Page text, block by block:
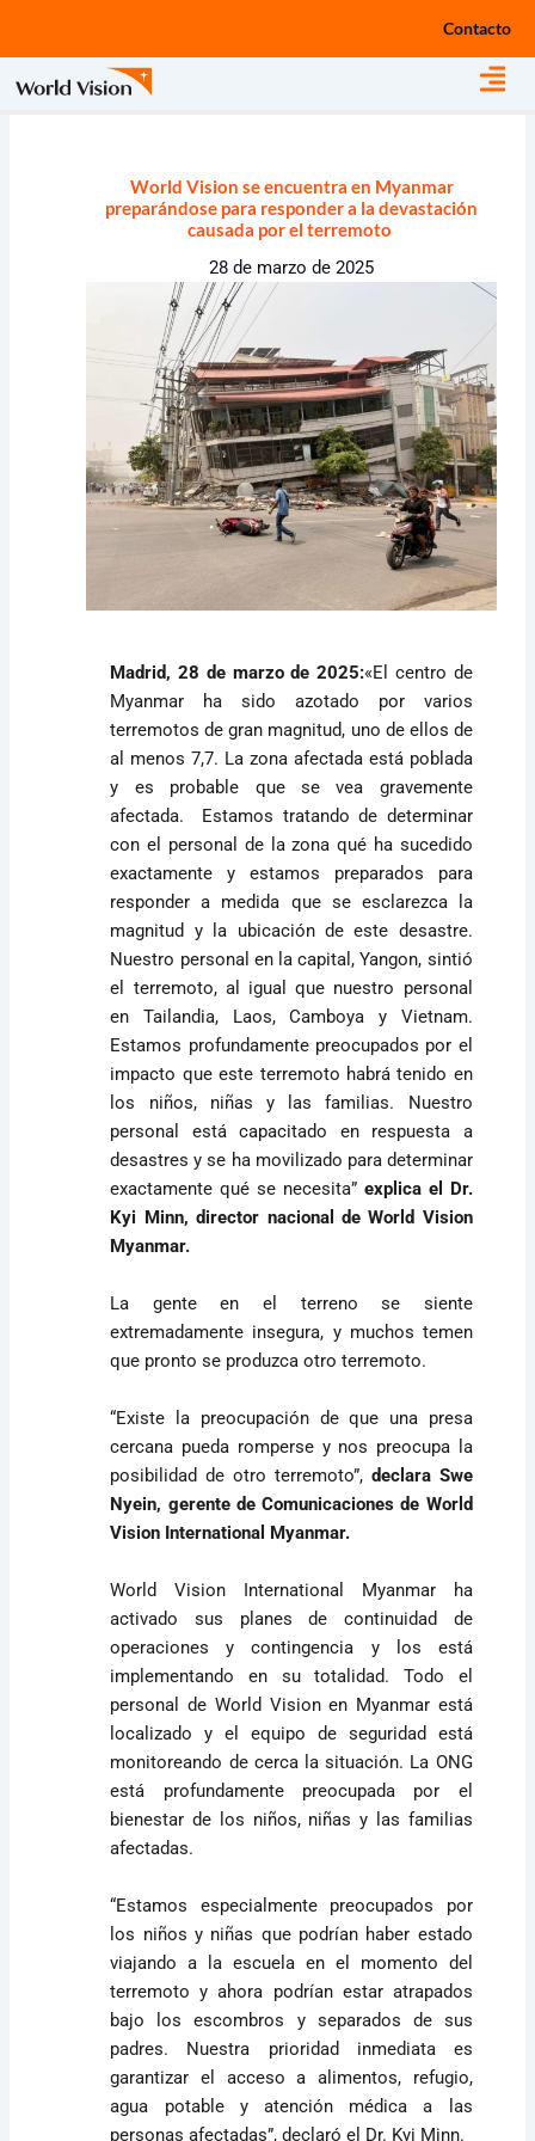
Contacto
World Vision se encuentra en Myanmar
preparándose para responder a la devastación
causada por el terremoto
28 de marzo de 2025
Madrid, 28 de marzo de 2025:«El centro de
Myanmar ha sido azotado por varios
terremotos de gran magnitud, uno de ellos de
al menos 7,7. La zona afectada está poblada
y es probable que se vea gravemente
afectada. Estamos tratando de determinar
con el personal de la zona qué ha sucedido
exactamente y estamos preparados para
responder a medida que se esclarezca la
magnitud y la ubicación de este desastre.
Nuestro personal en la capital, Yangon, sintió
el terremoto, al igual que nuestro personal
en Tailandia, Laos, Camboya y Vietnam.
Estamos profundamente preocupados por el
impacto que este terremoto habrá tenido en
los niños, niñas y las familias. Nuestro
personal está capacitado en respuesta a
desastres y se ha movilizado para determinar
exactamente qué se necesita” explica el Dr.
Kyi Minn, director nacional de World Vision
Myanmar.
La gente en el terreno se siente
extremadamente insegura, y muchos temen
que pronto se produzca otro terremoto.
“Existe la preocupación de que una presa
cercana pueda romperse y nos preocupa la
posibilidad de otro terremoto”, declara Swe
Nyein, gerente de Comunicaciones de World
Vision International Myanmar.
World Vision International Myanmar ha
activado sus planes de continuidad de
operaciones y contingencia y los está
implementando en su totalidad. Todo el
personal de World Vision en Myanmar está
localizado y el equipo de seguridad está
monitoreando de cerca la situación. La ONG
está profundamente preocupada por el
bienestar de los niños, niñas y las familias
afectadas.
“Estamos especialmente preocupados por
los niños y niñas que podrían haber estado
viajando a la escuela en el momento del
terremoto y ahora podrían estar atrapados
bajo los escombros y separados de sus
padres. Nuestra prioridad inmediata es
garantizar el acceso a alimentos, refugio,
agua potable y atención médica a las
personas afectadas”, declaró el Dr. Kyi Minn.